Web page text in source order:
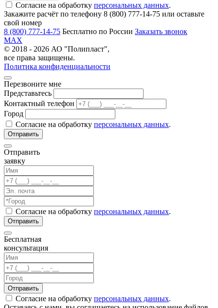
Согласие на обработку персональных данных.
Закажите расчёт по телефону 8 (800) 777-14-75 или оставьте
свой номер
8 (800) 777-14-75 Бесплатно по России Заказать звонок
MAX
© 2018 - 2026 АО "Полипласт",
все права защищены.
Политика конфиденциальности
Перезвоните мне
Представьтесь
Контактный телефон
Город
Согласие на обработку персональных данных.
Отправить
заявку
Согласие на обработку персональных данных.
Бесплатная
консультация
Согласие на обработку персональных данных.